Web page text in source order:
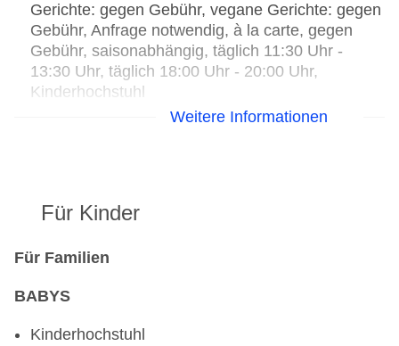
Gerichte: gegen Gebühr, vegane Gerichte: gegen
Gebühr, Anfrage notwendig, à la carte, gegen
Gebühr, saisonabhängig, täglich 11:30 Uhr -
13:30 Uhr, täglich 18:00 Uhr - 20:00 Uhr,
Kinderhochstuhl
Weitere Informationen
Für Kinder
Für Familien
BABYS
Kinderhochstuhl